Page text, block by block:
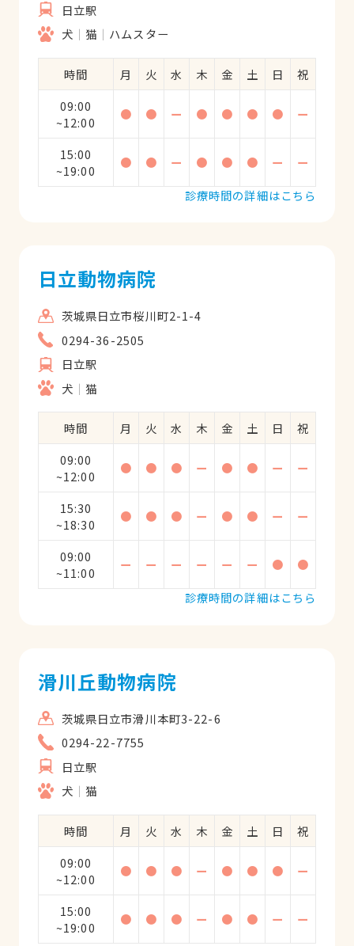
日立駅
犬
猫 ハムスター
時間 月 火 水 木 金 土 日
祝
09:00
~12:00
● ● ー ● ● ● ● ー
15:00
~19:00
● ● ー ● ● ● ー
ー
診療時間の詳細はこちら
日立動物病院
茨城県日立市桜川町2-1-4
0294-36-2505
日立駅
犬
猫
時間 月 火 水 木 金 土 日
祝
09:00
~12:00
● ● ● ー ● ● ー ー
15:30
~18:30
● ● ● ー ● ● ー ー
09:00
~11:00
ー ー ー ー ー ー ●
●
診療時間の詳細はこちら
滑川丘動物病院
茨城県日立市滑川本町3-22-6
0294-22-7755
日立駅
犬
猫
時間 月 火 水 木 金 土 日
祝
09:00
~12:00
● ● ● ー ● ● ● ー
15:00
~19:00
● ● ● ー ● ● ー
ー